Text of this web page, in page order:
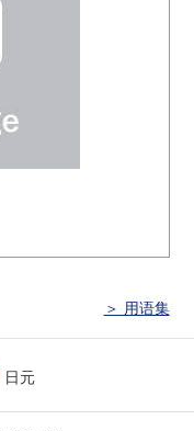
＞ 用语集
日元